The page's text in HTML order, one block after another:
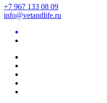
+7 967 133 08 09
info@vetandlife.ru